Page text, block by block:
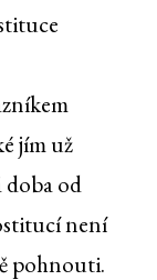
jím už
doba od
není
pohnouti.